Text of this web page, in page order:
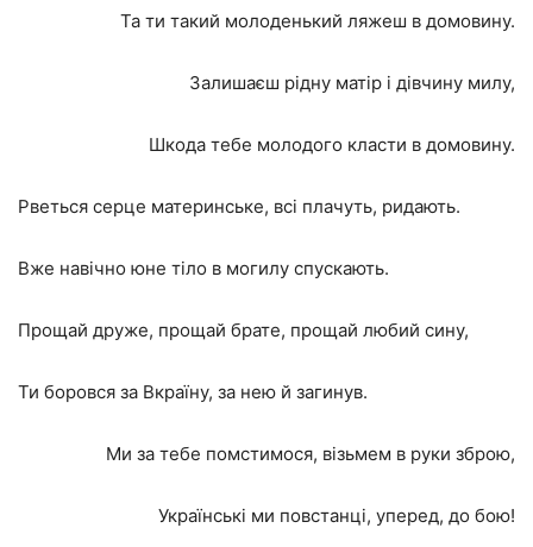
Та ти такий молоденький ляжеш в домовину.
3алишаєш рідну матір і дівчину милу,
Шкода тебе молодого класти в домовину.
Рветься серце материнське, всі плачуть, ридають.
Вже навічно юне тіло в могилу спускають.
Прощай друже, прощай брате, прощай любий сину,
Ти боровся за Вкраїну, за нею й загинув.
Ми за тебе помстимося, візьмем в руки зброю,
Українські ми повстанці, уперед, до бою!